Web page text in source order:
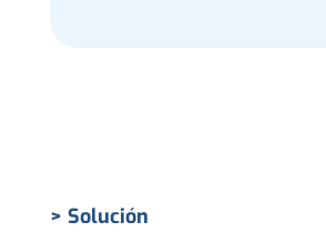
> Solución